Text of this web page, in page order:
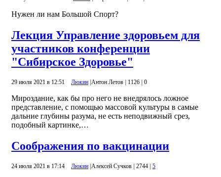
Нужен ли нам Большой Спорт?
Лекция Управление здоровьем для
участников конференции
"Сибирское Здоровье"
29 июля 2021 в 12:51 Люкин |Антон Летов | 1126 | 0
Мироздание, как бы про него не внедрялось ложное
представление, с помощью массовой культуры в самые
дальние глубины разума, не есть неподвижный срез,
подобный картинке,…
Соображения по вакцинации
24 июля 2021 в 17:14 Люкин |Алексей Сучков | 2744 | 5